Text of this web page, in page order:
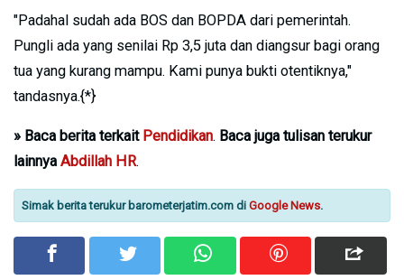
"Padahal sudah ada BOS dan BOPDA dari pemerintah.
Pungli ada yang senilai Rp 3,5 juta dan diangsur bagi orang
tua yang kurang mampu. Kami punya bukti otentiknya,"
tandasnya.{*}
» Baca berita terkait Pendidikan. Baca juga tulisan terukur
lainnyaAbdillah HR.
Simak berita terukur barometerjatim.com di Google News.